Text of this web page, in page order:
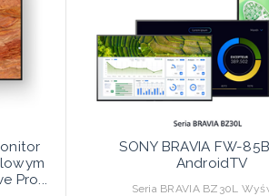
Pro...
SONY BRAVIA FW-
AndroidTV
Seria BRAVIA BZ30L